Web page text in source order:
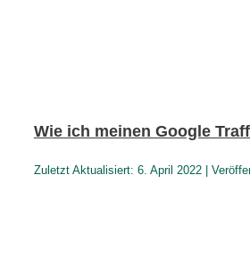
Wie ich meinen Google
Zuletzt Aktualisiert: 6. April 2022 |